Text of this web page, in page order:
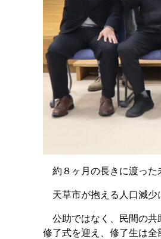
約８ヶ月の長きに渡った
天草市が抱える人口減少
公助ではなく、民間の共
修了式を迎え、修了生は全